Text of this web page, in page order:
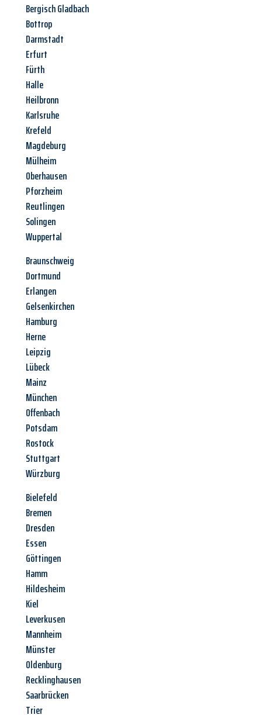
Bergisch Gladbach
Bottrop
Darmstadt
Erfurt
Fürth
Halle
Heilbronn
Karlsruhe
Krefeld
Magdeburg
Mülheim
Oberhausen
Pforzheim
Reutlingen
Solingen
Wuppertal
Braunschweig
Dortmund
Erlangen
Gelsenkirchen
Hamburg
Herne
Leipzig
Lübeck
Mainz
München
Offenbach
Potsdam
Rostock
Stuttgart
Würzburg
Bielefeld
Bremen
Dresden
Essen
Göttingen
Hamm
Hildesheim
Kiel
Leverkusen
Mannheim
Münster
Oldenburg
Recklinghausen
Saarbrücken
Trier